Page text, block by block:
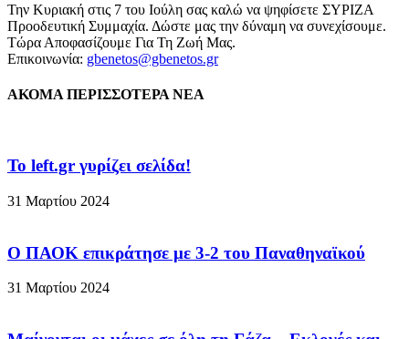
Την Κυριακή στις 7 του Ιούλη σας καλώ να ψηφίσετε ΣΥΡΙΖΑ
Προοδευτική Συμμαχία. Δώστε μας την δύναμη να συνεχίσουμε.
Τώρα Αποφασίζουμε Για Τη Ζωή Μας.
Επικοινωνία: gbenetos@gbenetos.gr
ΑΚΟΜΑ ΠΕΡΙΣΣΟΤΕΡΑ ΝΕΑ
To left.gr γυρίζει σελίδα!
31 Μαρτίου 2024
Ο ΠΑΟΚ επικράτησε με 3-2 του Παναθηναϊκού
31 Μαρτίου 2024